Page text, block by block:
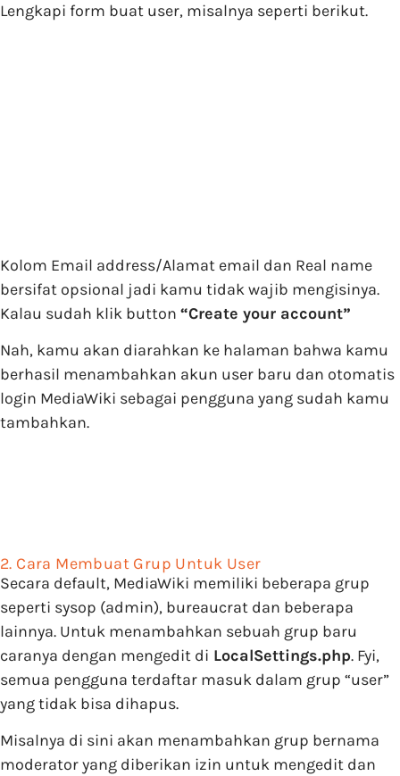
Lengkapi form buat user, misalnya seperti berikut.
Kolom Email address/Alamat email dan Real name
bersifat opsional jadi kamu tidak wajib mengisinya.
Kalau sudah klik button “Create your account”
Nah, kamu akan diarahkan ke halaman bahwa kamu
berhasil menambahkan akun user baru dan otomatis
login MediaWiki sebagai pengguna yang sudah kamu
tambahkan.
2. Cara Membuat Grup Untuk User
Secara default, MediaWiki memiliki beberapa grup
seperti sysop (admin), bureaucrat dan beberapa
lainnya. Untuk menambahkan sebuah grup baru
caranya dengan mengedit di LocalSettings.php. Fyi,
semua pengguna terdaftar masuk dalam grup “user”
yang tidak bisa dihapus.
Misalnya di sini akan menambahkan grup bernama
moderator yang diberikan izin untuk mengedit dan